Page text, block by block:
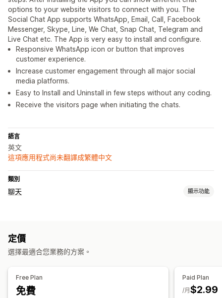
options to your website visitors to connect with you. The
Social Chat App supports WhatsApp, Email, Call, Facebook
Messenger, Skype, Line, We Chat, Snap Chat, Telegram and
Live Chat etc. The App is very easy to install and configure.
Responsive WhatsApp icon or button that improves
customer experience.
Increase customer engagement through all major social
media platforms.
Easy to Install and Uninstall in few steps without any coding.
Receive the visitors page when initiating the chats.
語言
英文
這項應用程式尚未翻譯成繁體中文
類別
聊天 顯示功能
定價
選擇最適合您業務的方案。
Free Plan
免費
Paid Plan
$2.99
/月